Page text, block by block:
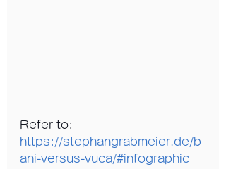
Refer to:
https://stephangrabmeier.de/b
ani-versus-vuca/#infographic